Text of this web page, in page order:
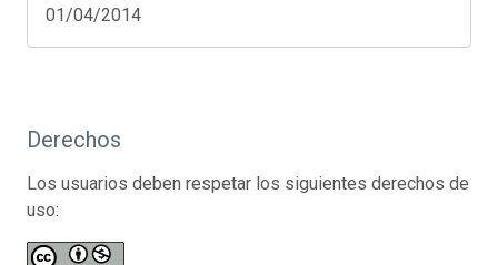
01/04/2014
Derechos
Los usuarios deben respetar los siguientes derechos de
uso: